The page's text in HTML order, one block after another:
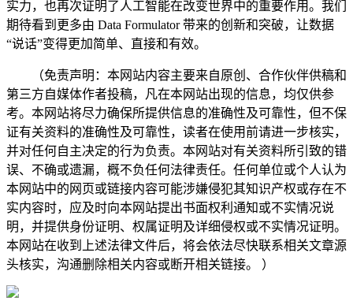
实力，也再次证明了人工智能在改变世界中的重要作用。我们
期待看到更多由 Data Formulator 带来的创新和突破，让数据
“说话”变得更加简单、直接和有效。
（免责声明：本网站内容主要来自原创、合作伙伴供稿和
第三方自媒体作者投稿，凡在本网站出现的信息，均仅供参
考。本网站将尽力确保所提供信息的准确性及可靠性，但不保
证有关资料的准确性及可靠性，读者在使用前请进一步核实，
并对任何自主决定的行为负责。本网站对有关资料所引致的错
误、不确或遗漏，概不负任何法律责任。任何单位或个人认为
本网站中的网页或链接内容可能涉嫌侵犯其知识产权或存在不
实内容时，应及时向本网站提出书面权利通知或不实情况说
明，并提供身份证明、权属证明及详细侵权或不实情况证明。
本网站在收到上述法律文件后，将会依法尽快联系相关文章源
头核实，沟通删除相关内容或断开相关链接。 ）